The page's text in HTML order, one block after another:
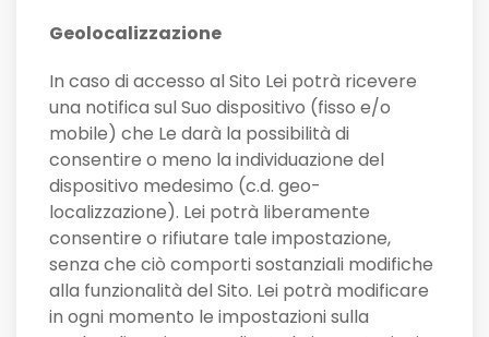
Geolocalizzazione
In caso di accesso al Sito Lei potrà ricevere
una notifica sul Suo dispositivo (fisso e/o
mobile) che Le darà la possibilità di
consentire o meno la individuazione del
dispositivo medesimo (c.d. geo-
localizzazione). Lei potrà liberamente
consentire o rifiutare tale impostazione,
senza che ciò comporti sostanziali modifiche
alla funzionalità del Sito. Lei potrà modificare
in ogni momento le impostazioni sulla